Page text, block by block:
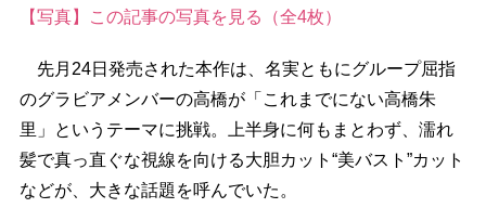
【写真】この記事の写真を見る（全4枚）
先月24日発売された本作は、名実ともにグループ屈指
のグラビアメンバーの高橋が「これまでにない高橋朱
里」というテーマに挑戦。上半身に何もまとわず、濡れ
髪で真っ直ぐな視線を向ける大胆カット“美バスト”カット
などが、大きな話題を呼んでいた。